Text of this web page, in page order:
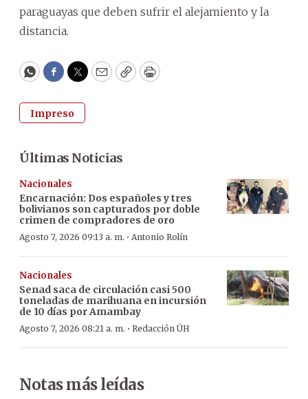
paraguayas que deben sufrir el alejamiento y la
distancia.
WhatsApp
Facebook
Twitter
EmailCopyPrint
Impreso
Últimas Noticias
Nacionales
Encarnación: Dos españoles y tres
bolivianos son capturados por doble
crimen de compradores de oro
Agosto 7, 2026 09:13 a. m. · Antonio Rolín
Nacionales
Senad saca de circulación casi 500
toneladas de marihuana en incursión
de 10 días por Amambay
Agosto 7, 2026 08:21 a. m. · Redacción ÚH
Notas más leídas